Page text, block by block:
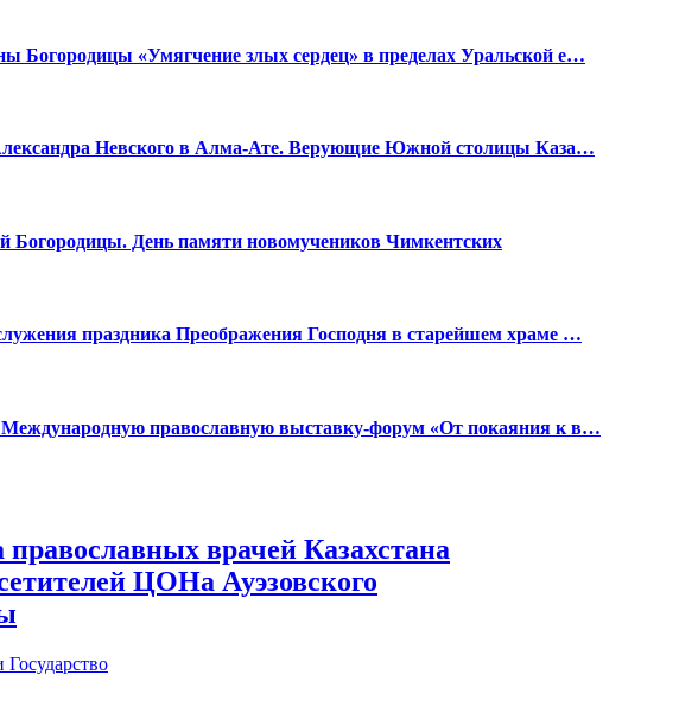
Богородицы «Умягчение злых сердец» в пределах Уральской е…
Невского в Алма-Ате. Верующие Южной столицы Каза…
Богородицы. День памяти новомучеников Чимкентских
праздника Преображения Господня в старейшем храме …
православную выставку-форум «От покаяния к в…
православных врачей Казахстана
ЦОНа Ауэзовского
Государство